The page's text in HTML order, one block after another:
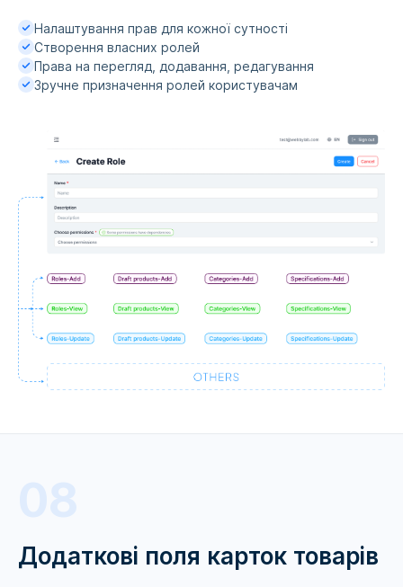
Налаштування прав для кожної сутності
Створення власних ролей
Права на перегляд, додавання, редагування
Зручне призначення ролей користувачам
08
Додаткові поля карток товарів